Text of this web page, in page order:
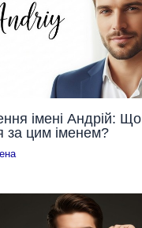
імені Андрій: Що
за цим іменем?